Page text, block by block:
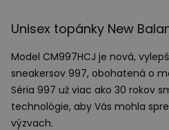
Unisex topánky New
Model CM997HCJ je nová,
sneakersov 997, obohatená o
Séria 997 už viac ako 30 rokov
technológie, aby Vás mohla
výzvach.